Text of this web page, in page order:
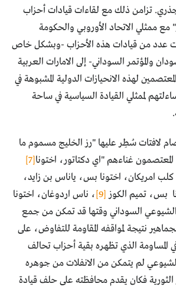
تزامن ذلك مع لقاءات قيادات أحزاب
مع ممثلي الاتحاد الأوروبي والحكومة
عدد من قيادات هذه الأحزاب -وبشكل خاص
والمؤتمر السوداني- إلى الامارات العربية
لهذه الانحيازات الدولية المشبوهة في
لممثلي القيادة السياسية في ساحة
لافتات سُطِر عليها "رز الخليج مسموم ما
غناءهم "اي دكتاتور، اختونا[7]
امريكان، اختونا بس، ياناس بن زايد،
بس، تميم الكوز [9]
، ناس اردوغان، اختونا
السوداني وقتها قد تمكن من جمع
نتيجة لمواقفه المقاومة للتفاوض، على
المساومة الذي تظهره بقية أحزاب تحالف
الشيوعي لم يتمكن من الانفلات من جوهره
فكان يقدم محافظته على حلف قيادة